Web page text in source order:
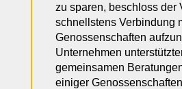
zu sparen, beschloss der
schnellstens Verbindung
Genossenschaften
Unternehmen
gemeinsamen
einiger